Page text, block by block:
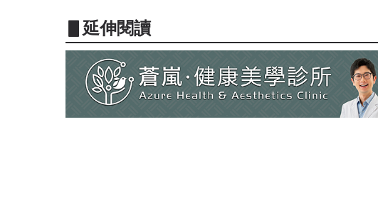
▋延伸閱讀